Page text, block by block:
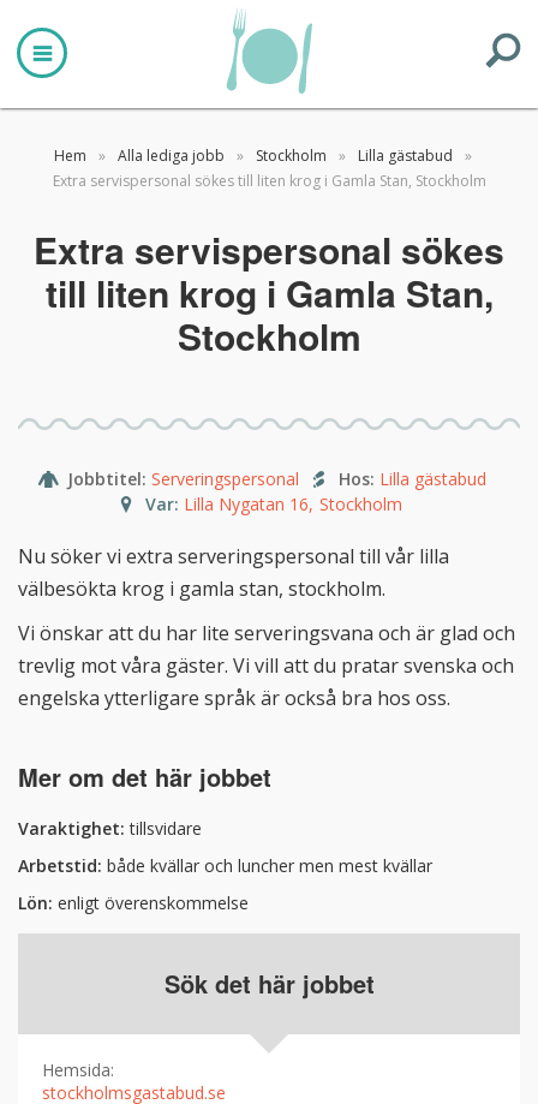
Hem » Alla lediga jobb » Stockholm » Lilla gästabud
»
Extra servispersonal sökes till liten krog i Gamla Stan, Stockholm
Extra servispersonal sökes
till liten krog i Gamla Stan,
Stockholm
Jobbtitel: Serveringspersonal Hos: Lilla gästabud
Var: Lilla Nygatan 16, Stockholm
Nu söker vi extra serveringspersonal till vår lilla
välbesökta krog i gamla stan, stockholm.
Vi önskar att du har lite serveringsvana och är glad och
trevlig mot våra gäster. Vi vill att du pratar svenska och
engelska ytterligare språk är också bra hos oss.
Mer om det här jobbet
Varaktighet: tillsvidare
Arbetstid: både kvällar och luncher men mest kvällar
Lön: enligt överenskommelse
Sök det här jobbet
Hemsida:
stockholmsgastabud.se